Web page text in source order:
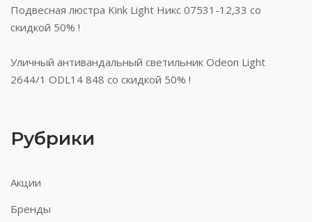
Подвесная люстра Kink Light Никс 07531-12,33 со
скидкой 50% !
Уличный антивандальный светильник Odeon Light
2644/1 ODL14 848 со скидкой 50% !
Рубрики
Акции
Бренды